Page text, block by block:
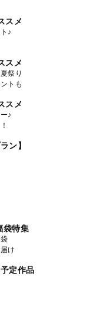
スメ
♪
スメ
祭り
トも
スメ
♪
ン】
袋特集
け
定作品